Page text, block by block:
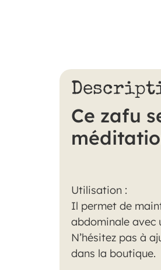
Ce zafu
Utilisation :
Il permet de
abdominale avec
N’hésitez pas à
dans la boutique.